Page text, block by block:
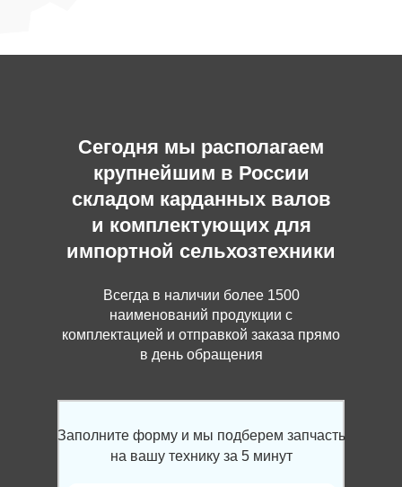
Сегодня мы располагаем
крупнейшим в России
складом карданных валов
и комплектующих для
импортной сельхозтехники
Всегда в наличии более 1500
наименований продукции с
комплектацией и отправкой заказа прямо
в день обращения
Заполните форму и мы подберем запчасть
на вашу технику за 5 минут